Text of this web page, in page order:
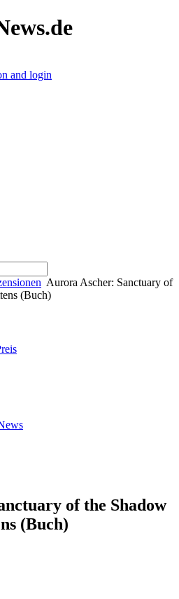
and login
Aurora Ascher: Sanctuary of
(Buch)
of the Shadow
(Buch)